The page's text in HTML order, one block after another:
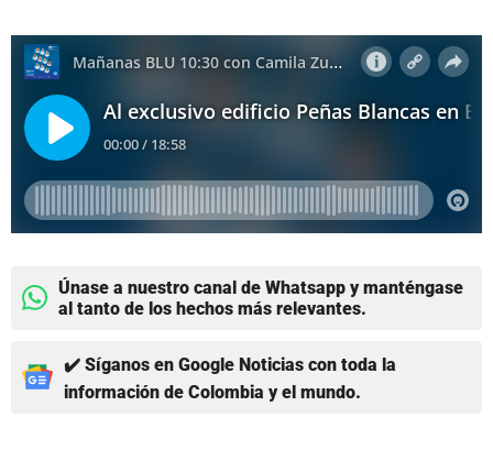
Únase a nuestro canal de Whatsapp y manténgase
al tanto de los hechos más relevantes.
✔️ Síganos en Google Noticias con toda la
información de Colombia y el mundo.